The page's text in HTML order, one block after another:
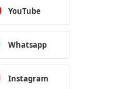
YouTube
Whatsapp
Instagram